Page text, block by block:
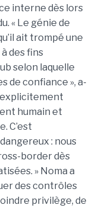
interne dès lors
« Le génie de
ait trompé une
des fins
selon laquelle
de confiance », a-
humain et
C’est
: nous
border dès
» Noma a
des contrôles
privilège, de